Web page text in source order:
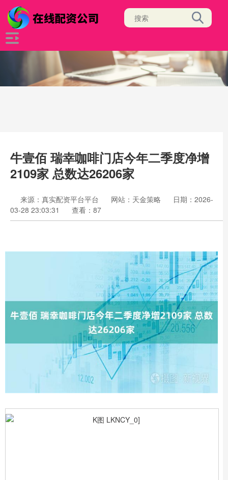
牛壹佰 瑞幸咖啡门店今年二季度净增
2109家 总数达26206家
来源：真实配资平台平台 网站：天金策略
日期：2026-
03-28 23:03:31
查看：87